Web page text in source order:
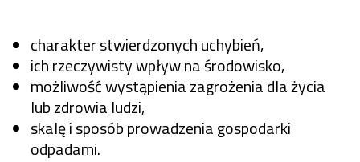
charakter stwierdzonych uchybień,
ich rzeczywisty wpływ na środowisko,
możliwość wystąpienia zagrożenia dla życia
lub zdrowia ludzi,
skalę i sposób prowadzenia gospodarki
odpadami.